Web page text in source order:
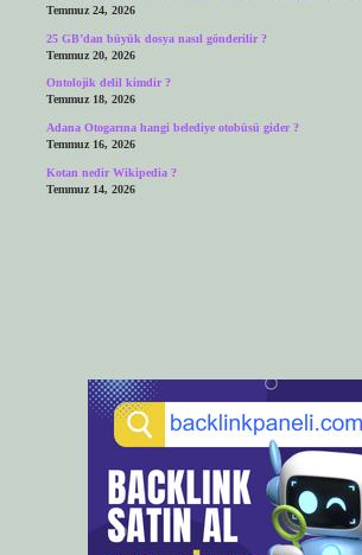
Temmuz 24, 2026
25 GB’dan büyük dosya nasıl gönderilir ?
Temmuz 20, 2026
Ontolojik delil kimdir ?
Temmuz 18, 2026
Adana Otogarına hangi belediye otobüsü gider ?
Temmuz 16, 2026
Kotan nedir Wikipedia ?
Temmuz 14, 2026